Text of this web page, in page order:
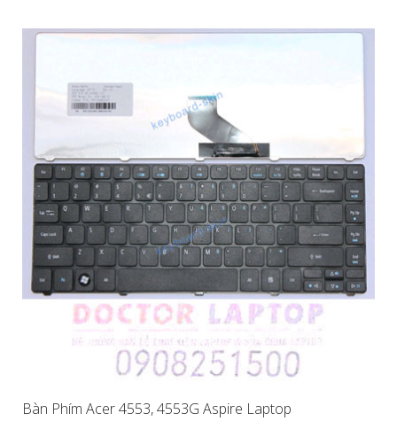
Bàn Phím Acer 4553, 4553G Aspire Laptop